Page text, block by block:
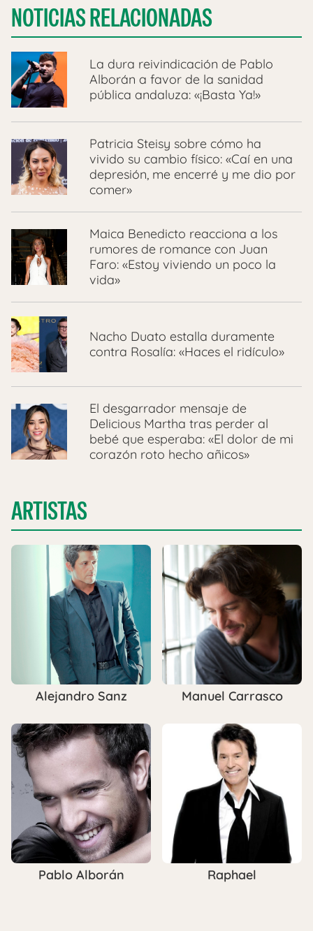
NOTICIAS RELACIONADAS
La dura reivindicación de Pablo
Alborán a favor de la sanidad
pública andaluza: «¡Basta Ya!»
Patricia Steisy sobre cómo ha
vivido su cambio físico: «Caí en una
depresión, me encerré y me dio por
comer»
Maica Benedicto reacciona a los
rumores de romance con Juan
Faro: «Estoy viviendo un poco la
vida»
Nacho Duato estalla duramente
contra Rosalía: «Haces el ridículo»
El desgarrador mensaje de
Delicious Martha tras perder al
bebé que esperaba: «El dolor de mi
corazón roto hecho añicos»
ARTISTAS
Alejandro Sanz Manuel Carrasco
Pablo Alborán Raphael